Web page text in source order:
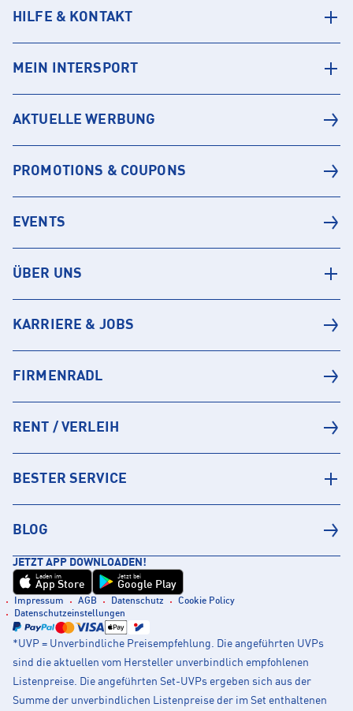
HILFE & KONTAKT
MEIN INTERSPORT
AKTUELLE WERBUNG
PROMOTIONS & COUPONS
EVENTS
ÜBER UNS
KARRIERE & JOBS
FIRMENRADL
RENT / VERLEIH
BESTER SERVICE
BLOG
JETZT APP DOWNLOADEN!
Laden im
App Store
Jetzt bei
Google Play
Impressum AGB Datenschutz
Cookie Policy
Datenschutzeinstellungen
*UVP = Unverbindliche Preisempfehlung. Die angeführten UVPs
sind die aktuellen vom Hersteller unverbindlich empfohlenen
Listenpreise. Die angeführten Set-UVPs ergeben sich aus der
Summe der unverbindlichen Listenpreise der im Set enthaltenen